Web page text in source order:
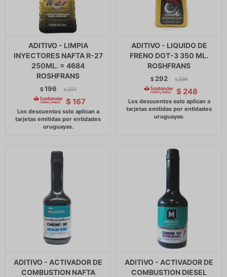
ADITIVO - LIMPIA
INYECTORES NAFTA R-27
250ML. = 4684
ROSHFRANS
$196 $ 201
$ 167
ADITIVO - LIQUIDO DE
FRENO DOT-3 350 ML.
ROSHFRANS
$ 292 $ 299
$ 248
ADITIVO - ACTIVADOR DE
COMBUSTION NAFTA
ADITIVO - ACTIVADOR DE
COMBUSTION DIESEL